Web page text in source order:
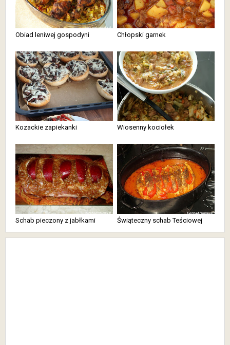
Obiad leniwej gospodyni Chłopski garnek
Kozackie zapiekanki Wiosenny kociołek
Schab pieczony z jabłkami Świąteczny schab Teściowej